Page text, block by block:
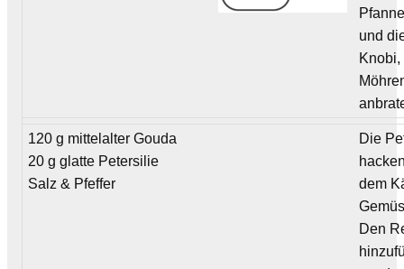
und
120 g mittelalter Gouda
20 g glatte Petersilie
Salz & Pfeffer
Die
dem
Den